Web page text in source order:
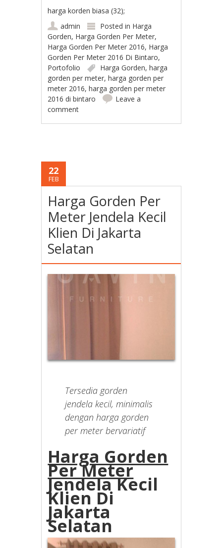
harga korden biasa (32);
admin
Posted in Harga
Gorden, Harga Gorden Per Meter,
Harga Gorden Per Meter 2016, Harga
Gorden Per Meter 2016 Di Bintaro,
Portofolio
Harga Gorden,harga
gorden per meter,harga gorden per
meter 2016,harga gorden per meter
2016 di bintaro
Leave a
comment
22
FEB
Harga Gorden Per
Meter Jendela Kecil
Klien Di Jakarta
Selatan
Tersedia gorden
jendela kecil, minimalis
dengan harga gorden
per meter bervariatif
Harga Gorden
Per Meter
Jendela Kecil
Klien Di
Jakarta
Selatan